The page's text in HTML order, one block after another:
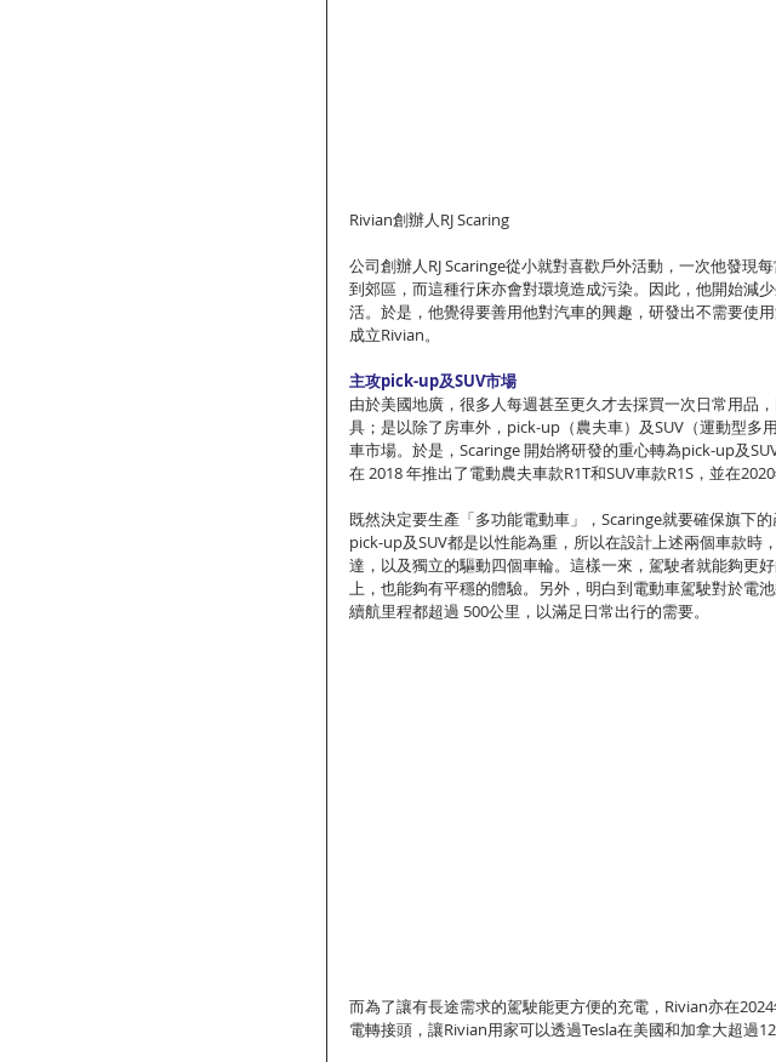
Rivian創辦人RJ Scaring
公司創辦人RJ Scaringe從小就對喜歡戶外活動，一次他發現
到郊區，而這種行床亦會對環境造成污染。因此，他開始減
活。於是，他覺得要善用他對汽車的興趣，研發出不需要使
成立Rivian。
主攻pick-up及SUV市場
由於美國地廣，很多人每週甚至更久才去採買一次日常用品
具；是以除了房車外，pick-up（農夫車）及SUV（運動型多
車市場。於是，Scaringe 開始將研發的重心轉為pick-up及
在 2018 年推出了電動農夫車款R1T和SUV車款R1S，並在2020
既然決定要生產「多功能電動車」，Scaringe就要確保旗下
pick-up及SUV都是以性能為重，所以在設計上述兩個車款時
達，以及獨立的驅動四個車輪。這樣一來，駕駛者就能夠更
上，也能夠有平穩的體驗。另外，明白到電動車駕駛對於電
續航里程都超過 500公里，以滿足日常出行的需要。
而為了讓有長途需求的駕駛能更方便的充電，Rivian亦在
電轉接頭，讓Rivian用家可以透過Tesla在美國和加拿大超過